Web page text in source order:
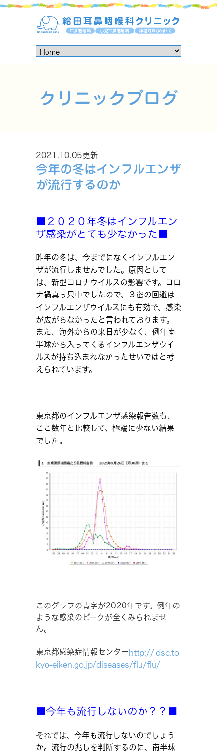
クリニックブログ
2021.10.05更新
今年の冬はインフルエンザ
が流行するのか
■２０２０年冬はインフルエン
ザ感染がとても少なかった■
昨年の冬は、今までになくインフルエン
ザが流行しませんでした。原因として
は、新型コロナウイルスの影響です。コロ
ナ禍真っ只中でしたので、３密の回避は
インフルエンザウイルスにも有効で、感染
が広がらなかったと言われております。
また、海外からの来日が少なく、例年南
半球から入ってくるインフルエンザウイ
ルスが持ち込まれなかったせいではと考
えられています。
東京都のインフルエンザ感染報告数も、
ここ数年と比較して、極端に少ない結果
でした。
このグラフの青字が2020年です。例年の
ような感染のピークが全くみられませ
ん。
東京都感染症情報センターhttp://idsc.to
kyo-eiken.go.jp/diseases/flu/flu/
■今年も流行しないのか？？■
それでは、今年も流行しないのでしょう
か。流行の兆しを判断するのに、南半球